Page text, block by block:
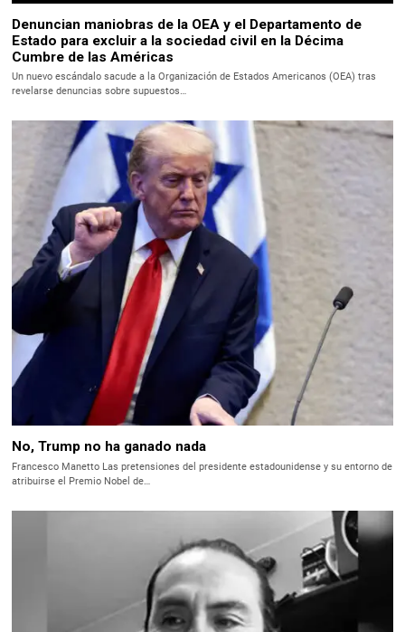
Denuncian maniobras de la OEA y el Departamento de
Estado para excluir a la sociedad civil en la Décima
Cumbre de las Américas
Un nuevo escándalo sacude a la Organización de Estados Americanos (OEA) tras
revelarse denuncias sobre supuestos…
No, Trump no ha ganado nada
Francesco Manetto Las pretensiones del presidente estadounidense y su entorno de
atribuirse el Premio Nobel de…